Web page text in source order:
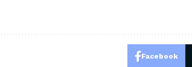
Facebook